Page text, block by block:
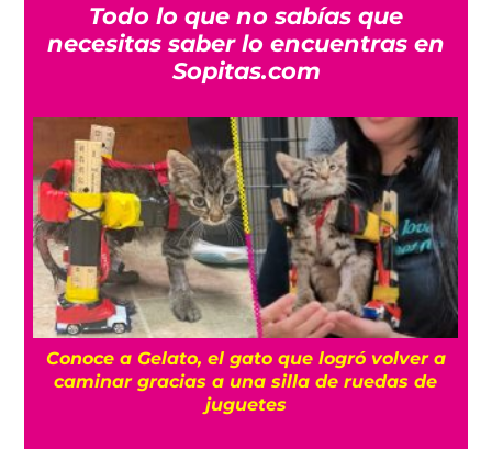
Todo lo que no sabías que
necesitas saber lo encuentras en
Sopitas.com
Dinosaurios gigantes toman el AIFA con esta
exposición gratuita